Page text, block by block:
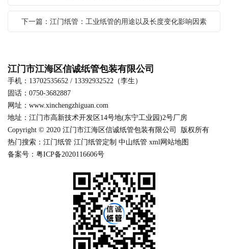
下一篇：江门纸管：工业纸管的用途以及长度变化影响因素
江门市江海区信诚纸管包装有限公司
手机：13702535652 / 13392932522（李生）
固话：0750-3682887
网址： www.xinchengzhiguan.com
地址：江门市高新技术开发区14号地(东宁工业园)2号厂房
Copyright © 2020 江门市江海区信诚纸管包装有限公司 版权所有
热门搜索：江门纸管 江门纸管定制 中山纸管 xml网站地图
备案号：粤ICP备2020116606号